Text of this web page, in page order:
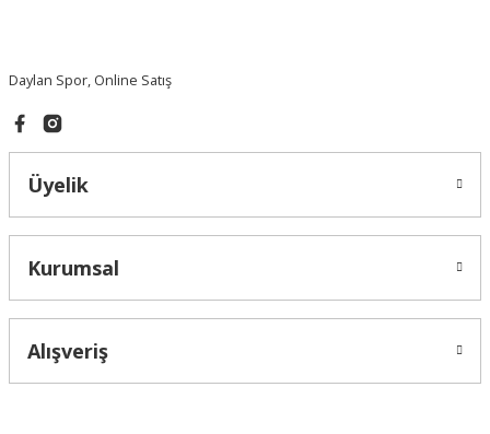
Daylan Spor, Online Satış
Üyelik
Kurumsal
Alışveriş